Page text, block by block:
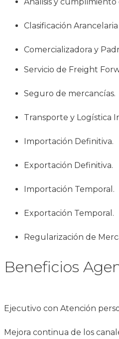
Clasificación
Comercializadora y
Servicio de Freight
Seguro de mercancías.
Transporte y Logística
Importación Definitiva.
Exportación Definitiva.
Importación Temporal.
Exportación Temporal.
Regularización de
Beneficios
Ejecutivo con Atención
Mejora continua de los